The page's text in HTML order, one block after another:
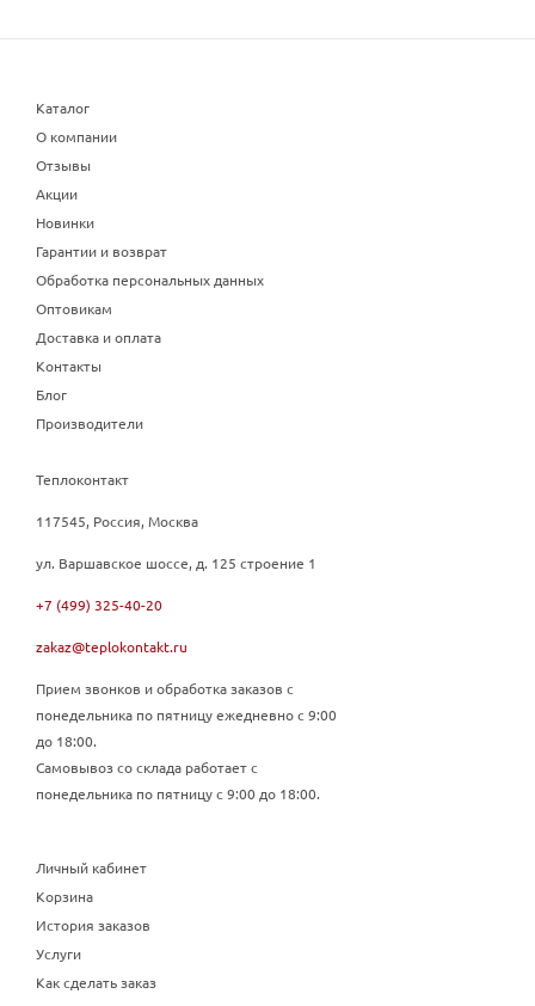
Каталог
О компании
Отзывы
Акции
Новинки
Гарантии и возврат
Обработка персональных данных
Оптовикам
Доставка и оплата
Контакты
Блог
Производители
Теплоконтакт
117545, Россия, Москва
ул. Варшавское шоссе, д. 125 строение 1
+7 (499) 325-40-20
zakaz@teplokontakt.ru
Прием звонков и обработка заказов с
понедельника по пятницу ежедневно с 9:00
до 18:00.
Самовывоз со склада работает с
понедельника по пятницу с 9:00 до 18:00.
Личный кабинет
Корзина
История заказов
Услуги
Как сделать заказ